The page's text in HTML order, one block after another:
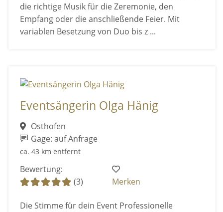
die richtige Musik für die Zeremonie, den
Empfang oder die anschließende Feier. Mit
variablen Besetzung von Duo bis z ...
Eventsängerin Olga Hänig
Osthofen
Gage: auf Anfrage
ca. 43 km entfernt
Bewertung:
(3)
Merken
Die Stimme für dein Event Professionelle